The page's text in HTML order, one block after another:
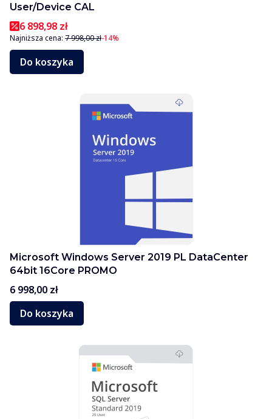
User/Device CAL
6 898,98 zł
Najniższa cena: 7 998,00 zł-14%
Do koszyka
Microsoft Windows Server 2019 PL DataCenter
64bit 16Core PROMO
Cena
6 998,00 zł
Do koszyka